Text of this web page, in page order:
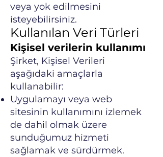
veya yok edilmesini
isteyebilirsiniz.
Kullanılan Veri Türleri
Kişisel verilerin kullanımı
Şirket, Kişisel Verileri
aşağıdaki amaçlarla
kullanabilir:
Uygulamayı veya web
sitesinin kullanımını izlemek
de dahil olmak üzere
sunduğumuz hizmeti
sağlamak ve sürdürmek.